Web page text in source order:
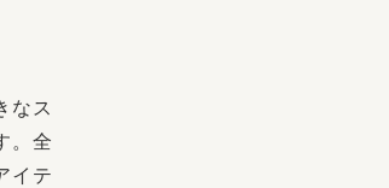
なス
。全
イテ